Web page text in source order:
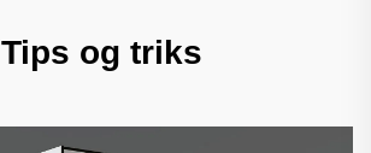
Tips og triks